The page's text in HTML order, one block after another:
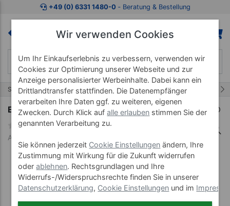
Zum Kaufbereich springen Zur Produktbeschreibung
+49 (0) 6331 1480-0 ‐ Beratung & Bestellung
Start Ergo-Fit Cardio Line Ergo-Fit Cardio Line 3000
ERGO-FIT Mix 3000 med
Art-Nr. 22089
Wir verwenden Cookies
Um Ihr Einkaufserlebnis zu verbessern, verwenden wir
Cookies zur Optimierung unserer Webseite und zur
Anzeige personalisierter Werbeinhalte. Dabei kann ein
Drittlandtransfer stattfinden. Die Datenempfänger
verarbeiten Ihre Daten ggf. zu weiteren, eigenen
Zwecken. Durch Klick aufalle erlauben stimmen Sie der
genannten Verarbeitung zu.
Sie können jederzeit Cookie Einstellungen ändern, Ihre
Zustimmung mit Wirkung für die Zukunft widerrufen
oderablehnen. Rechtsgrundlagen und Ihre
Widerrufs-/Widerspruchsrechte finden Sie in unserer
Datenschutzerklärung, Cookie Einstellungen und im